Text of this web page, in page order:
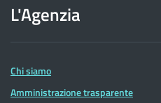
dell'Agenzia
delle
Entrate
L'Agenzia
Chi siamo
Amministrazione trasparente